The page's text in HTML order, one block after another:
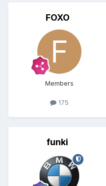
FOXO
Members
175
funki